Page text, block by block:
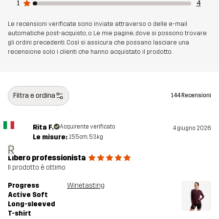
1
4
Le recensioni verificate sono inviate attraverso o delle e-mail
automatiche post-acquisto, o Le mie pagine, dove si possono trovare
gli ordini precedenti. Così si assicura che possano lasciare una
recensione solo i clienti che hanno acquistato il prodotto.
Filtra e ordina 144 Recensioni
R
Rita F. Acquirente verificato 4 giugno 2026
Le misure: 155cm, 53kg
Libero professionista
Il prodotto è ottimo
Progress
Active Soft
Long-sleeved
T-shirt
Winetasting